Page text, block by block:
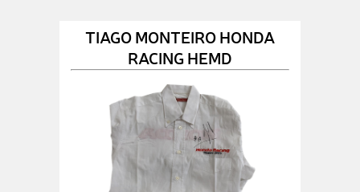
TIAGO MONTEIRO HONDA
RACING HEMD